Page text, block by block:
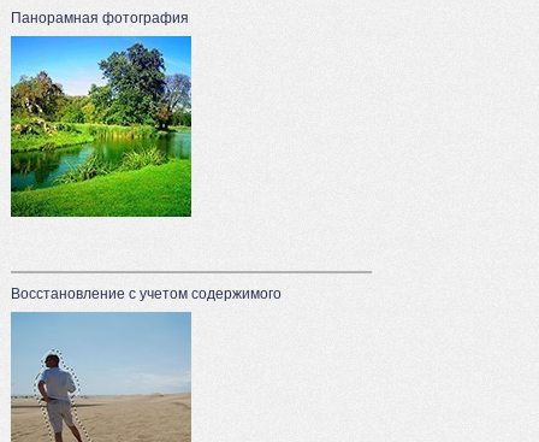
Панорамная фотография
Восстановление с учетом содержимого